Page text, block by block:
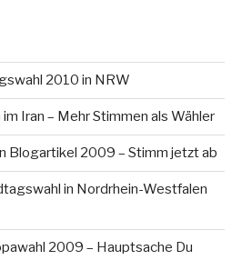
2010 in NRW
Iran – Mehr Stimmen als Wähler
Blogartikel 2009 – Stimm jetzt ab
in Nordrhein-Westfalen
2009 – Hauptsache Du